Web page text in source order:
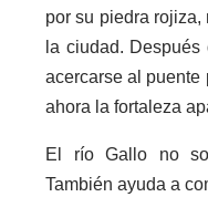
por su piedra
la ciudad.
acercarse al puente
ahora la fortaleza
El río Gallo no
También ayuda a